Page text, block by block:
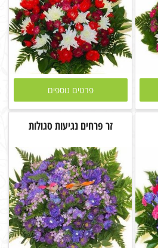
פרטים נוספים
זר פרחים נגיעות סגולות